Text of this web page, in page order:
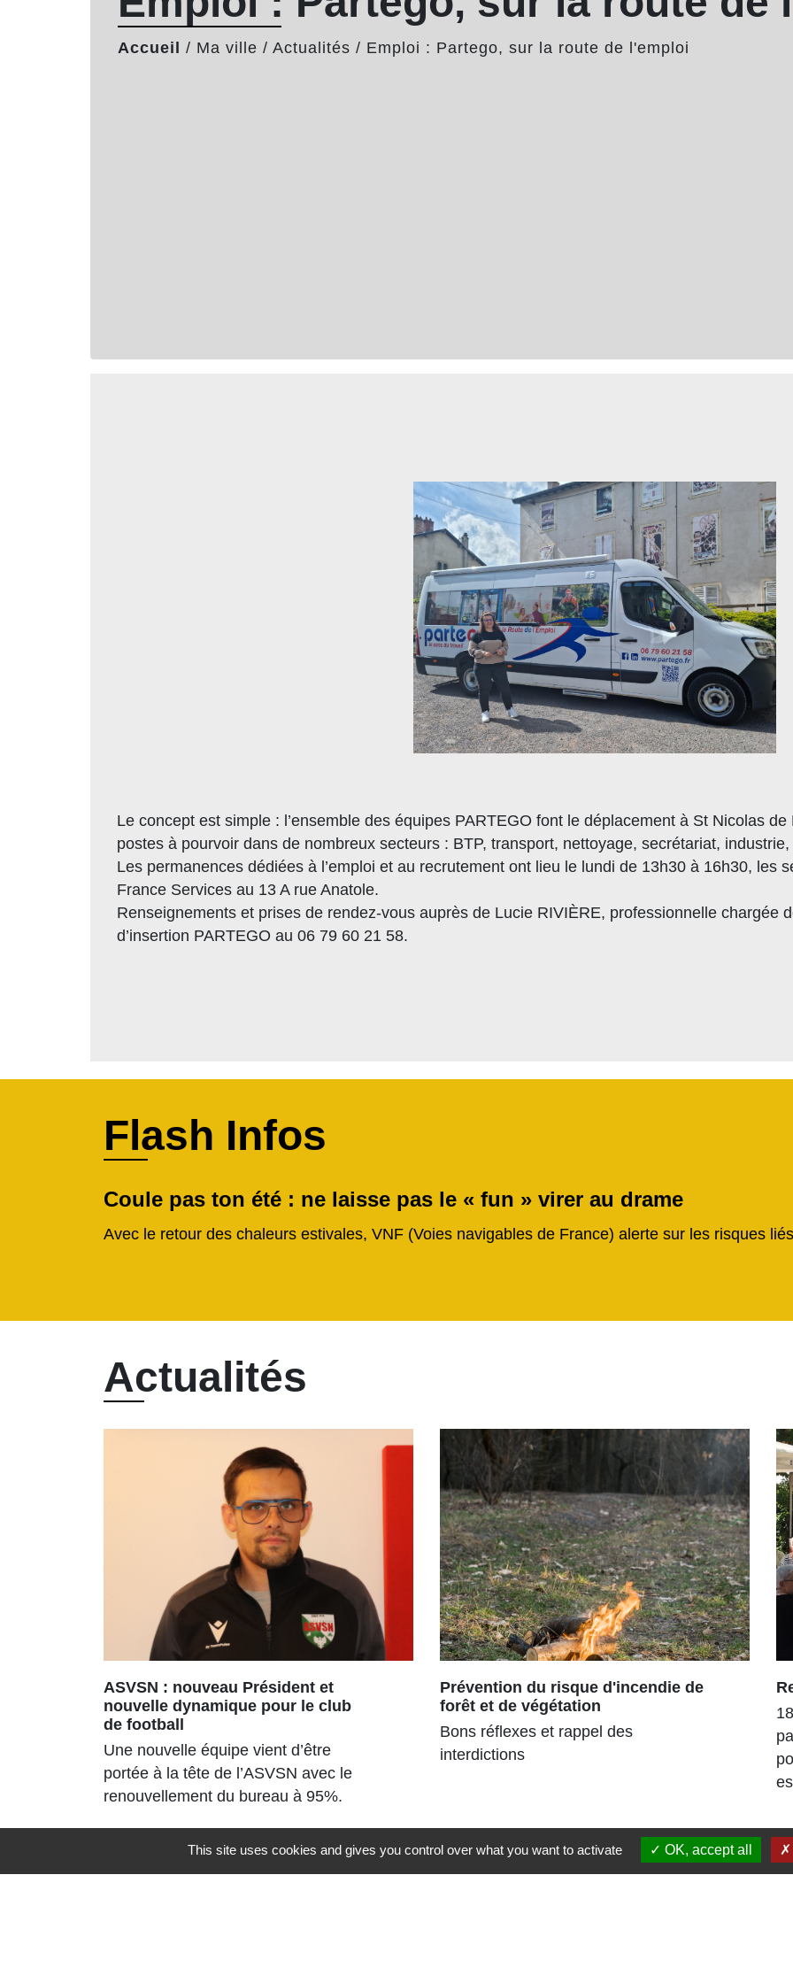
Accueil / Ma ville / Actualités / Emploi : Partego, sur la route de l'emploi
Le concept est simple : l’ensemble des équipes PARTEGO font le déplacement à St Nicolas
postes à pourvoir dans de nombreux secteurs : BTP, transport, nettoyage, secrétariat,
Les permanences dédiées à l’emploi et au recrutement ont lieu le lundi de 13h30 à 16h30, les
France Services au 13 A rue Anatole.
Renseignements et prises de rendez-vous auprès de Lucie RIVIÈRE, professionnelle chargée
d’insertion PARTEGO au 06 79 60 21 58.
Flash Infos
Coule pas ton été : ne laisse pas le « fun » virer au drame
Avec le retour des chaleurs estivales, VNF (Voies navigables de France) alerte sur les risques
Actualités
ASVSN : nouveau Président et
nouvelle dynamique pour le club
de football
Une nouvelle équipe vient d’être
portée à la tête de l’ASVSN avec le
renouvellement du bureau à 95%.
Prévention du risque d'incendie de
forêt et de végétation
Bons réflexes et rappel des
interdictions
This site uses cookies and gives you control over what you want to activate OK, accept all